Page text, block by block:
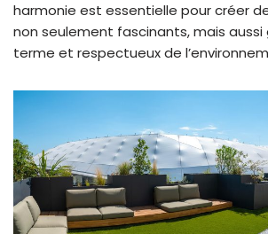
harmonie est essentielle pour créer
non seulement fascinants, mais aussi
terme et respectueux de